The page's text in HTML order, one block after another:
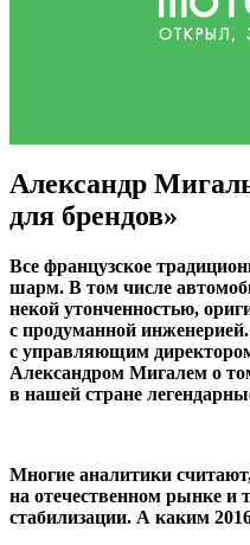
Александр
для брендов»
Все французское
шарм. В том числе
некой утонченностью,
с продуманной
с управляющим
Александром Мигалем о
в нашей стране
Многие аналитики
на отечественном рынке и
стабилизации. А каким